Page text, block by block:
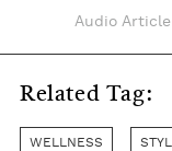
Audio Article
Related Tag:
WELLNESS